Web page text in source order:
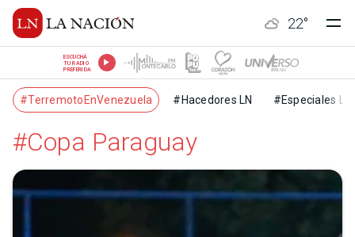
22°
ESCUCHÁ
TU RADIO
PREFERIDA
#TerremotoEnVenezuela #Hacedores LN #Especiales LN
#Copa Paraguay